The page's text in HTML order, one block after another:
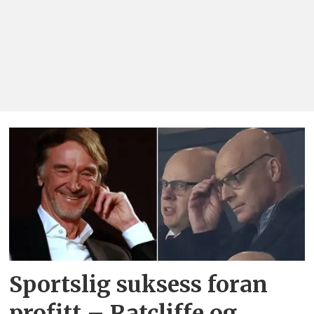
Sportslig suksess foran